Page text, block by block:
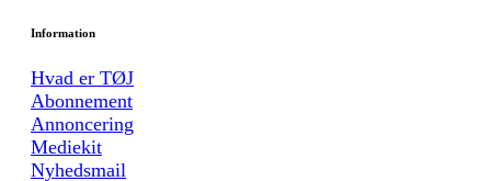
Information
Hvad er TØJ
Abonnement
Annoncering
Mediekit
Nyhedsmail